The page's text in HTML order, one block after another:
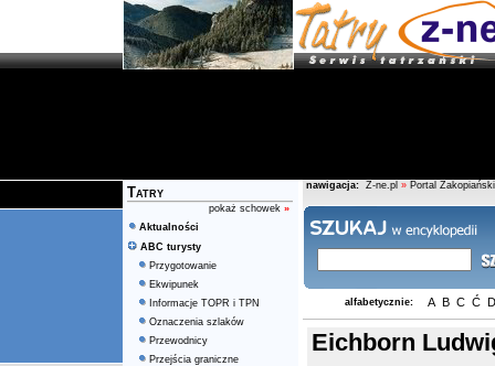
Tatry
pokaż schowek »
Aktualności
ABC turysty
Przygotowanie
Ekwipunek
Informacje TOPR i TPN
Oznaczenia szlaków
Przewodnicy
Przejścia graniczne
nawigacja: Z-ne.pl » Portal Zakopiański
alfabetycznie: A B C Ć D
Eichborn